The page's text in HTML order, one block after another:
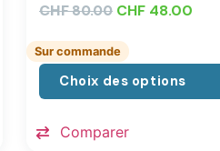
CHF80.00 CHF 48.00
Sur commande
Choix des options
Comparer